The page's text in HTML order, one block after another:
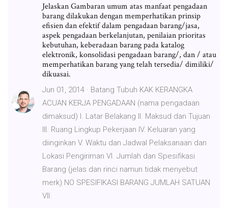
Jelaskan Gambaran umum atas manfaat pengadaan
barang dilakukan dengan memperhatikan prinsip
efisien dan efektif dalam pengadaan barang/jasa,
aspek pengadaan berkelanjutan, penilaian prioritas
kebutuhan, keberadaan barang pada katalog
elektronik, konsolidasi pengadaan barang/, dan / atau
memperhatikan barang yang telah tersedia/ dimiliki/
dikuasai.
Jun 01, 2014 · Batang Tubuh KAK KERANGKA
ACUAN KERJA PENGADAAN (nama pengadaan
dimaksud) I. Latar Belakang II. Maksud dan Tujuan
III. Ruang Lingkup Pekerjaan IV. Keluaran yang
diinginkan V. Waktu dan Jadwal Pelaksanaan dan
Lokasi Pengiriman VI. Jumlah dan Spesifikasi
Barang (jelas dan rinci namun tidak menyebut
merk) NO SPESIFIKASI BARANG JUMLAH SATUAN
VII.